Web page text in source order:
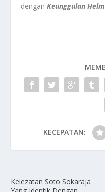
denganKeunggulan
KECEPATAN:
Kelezatan Soto Sokaraja